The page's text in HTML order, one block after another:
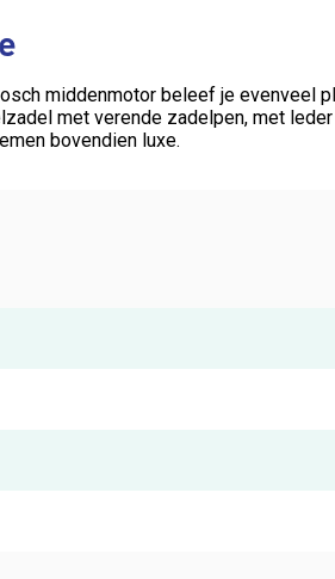
middenmotor beleef je evenveel
met verende zadelpen, met
bovendien luxe.